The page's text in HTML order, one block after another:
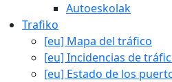
Autoeskolak
Trafiko
[eu] Mapa del tráfico
[eu] Incidencias de
[eu] Estado de los